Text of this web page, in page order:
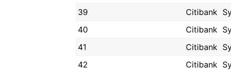
39
Citibank
40
Citibank
41
Citibank
42
Citibank